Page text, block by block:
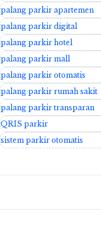
palang parkir apartemen
palang parkir digital
palang parkir hotel
palang parkir mall
palang parkir otomatis
palang parkir rumah sakit
palang parkir transparan
QRIS parkir
sistem parkir otomatis